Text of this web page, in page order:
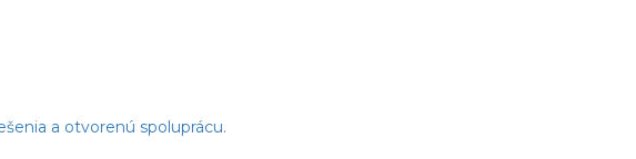
a otvorenú spoluprácu.